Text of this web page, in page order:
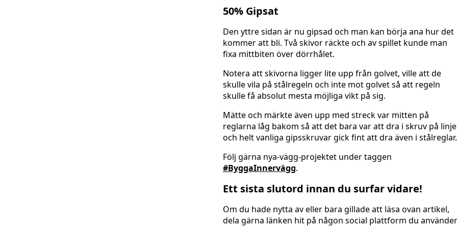
50% Gipsat
Den yttre sidan är nu gipsad och man kan börja ana hur det
kommer att bli. Två skivor räckte och av spillet kunde man
fixa mittbiten över dörrhålet.
Notera att skivorna ligger lite upp från golvet, ville att de
skulle vila på stålregeln och inte mot golvet så att regeln
skulle få absolut mesta möjliga vikt på sig.
Mätte och märkte även upp med streck var mitten på
reglarna låg bakom så att det bara var att dra i skruv på
och helt vanliga gipsskruvar gick fint att dra även i stålreglar.
Följ gärna nya-vägg-projektet under taggen
#ByggaInnervägg.
Ett sista slutord innan du surfar vidare!
Om du hade nytta av eller bara gillade att läsa ovan artikel,
dela gärna länken hit på någon social plattform du